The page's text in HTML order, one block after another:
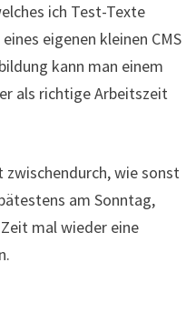
ich Test-Texte
eigenen kleinen CMS
kann man einem
als richtige Arbeitszeit
zwischendurch, wie sonst
am Sonntag,
mal wieder eine